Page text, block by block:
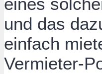
und das
einfach
Vermieter-